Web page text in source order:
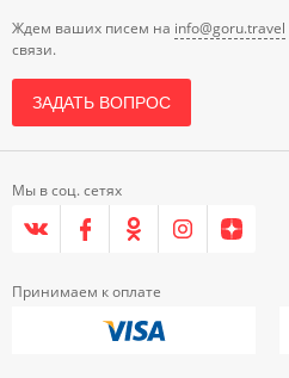
Ждем ваших писем на info@goru.travel
связи.
ЗАДАТЬ ВОПРОС
Мы в соц. сетях
Принимаем к оплате